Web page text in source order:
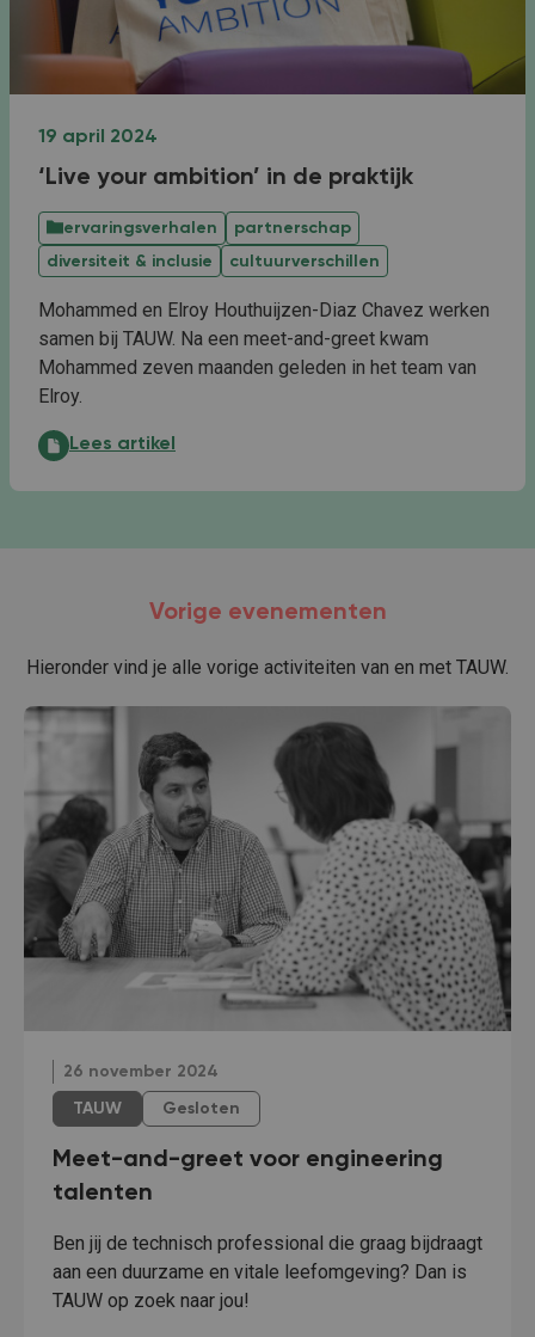
19 april 2024
‘Live your ambition’ in de praktijk
ervaringsverhalen
partnerschap
diversiteit & inclusie
cultuurverschillen
Mohammed en Elroy Houthuijzen-Diaz Chavez werken
samen bij TAUW. Na een meet-and-greet kwam
Mohammed zeven maanden geleden in het team van
Elroy.
‘Live your ambition’ in de praktijk:
Lees artikel
Vorige evenementen
Hieronder vind je alle vorige activiteiten van en met TAUW.
26 november 2024
TAUW Gesloten
Meet-and-greet voor engineering
talenten
Ben jij de technisch professional die graag bijdraagt
aan een duurzame en vitale leefomgeving? Dan is
TAUW op zoek naar jou!